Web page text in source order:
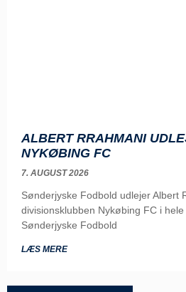
ALBERT RRAHMANI
NYKØBING FC
7. AUGUST 2026
Sønderjyske Fodbold udlejer Albert
divisionsklubben Nykøbing FC i
Sønderjyske Fodbold
LÆS MERE